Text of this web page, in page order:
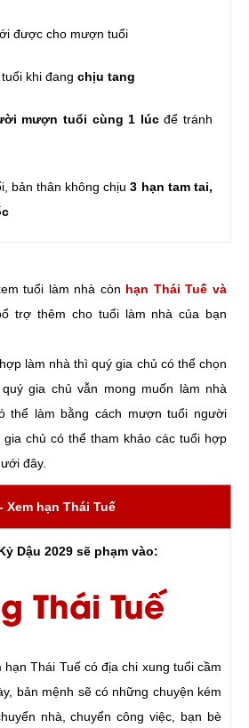
được cho mượn tuổi
khi đang chịu tang
mượn tuổi cùng 1 lúcđể tránh
bản thân không chịu3 hạn tam tai,
tuổi làm nhà còn hạn Thái Tuế và
trợ thêm cho tuổi làm nhà của bạn
làm nhà thì quý gia chủ có thể chọn
gia chủ vẫn mong muốn làm nhà
thể làm bằng cách mượn tuổi người
gia chủ có thể tham khảo các tuổi hợp
đây.
Xem hạn Thái Tuế
Dậu 2029 sẽ phạm vào:
Thái Tuế
hạn Thái Tuế có địa chi xung tuổi cầm
bản mệnh sẽ có những chuyện kém
nhà, chuyển công việc, bạn bè